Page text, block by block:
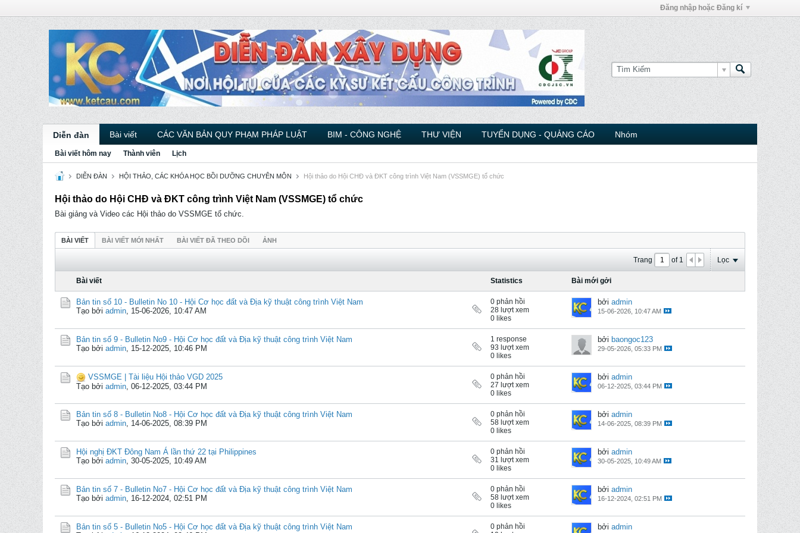
Đăng nhập hoặc Đăng kí
Diễn đàn Bài viết CÁC VĂN BẢN QUY PHẠM PHÁP LUẬT BIM - CÔNG NGHỆ THƯ VIỆN TUYỂN DỤNG - QUẢNG CÁO Nhóm
Bài viết hôm nay Thành viên Lịch
DIỄN ĐÀN HỘI THẢO, CÁC KHÓA HỌC BỒI DƯỠNG CHUYÊN MÔN Hội thảo do Hội CHĐ và ĐKT công trình Việt Nam (VSSMGE) tổ chức
Hội thảo do Hội CHĐ và ĐKT công trình Việt Nam (VSSMGE) tổ chức
Bài giảng và Video các Hội thảo do VSSMGE tổ chức.
BÀI VIẾT BÀI VIẾT MỚI NHẤT BÀI VIẾT ĐÃ THEO DÕI ẢNH
Trang of 1 Lọc
Bài viết Statistics Bài mới gởi
Bản tin số 10 - Bulletin No 10 - Hội Cơ học đất và Địa kỹ thuật công trình Việt Nam
Tạo bởi admin, 15-06-2026, 10:47 AM
0 phản hồi
28 lượt xem
0 likes
bởi admin
15-06-2026, 10:47 AM
Bản tin số 9 - Bulletin No9 - Hội Cơ học đất và Địa kỹ thuật công trình Việt Nam
Tạo bởi admin, 15-12-2025, 10:46 PM
1 response
93 lượt xem
0 likes
bởi baongoc123
29-05-2026, 05:33 PM
VSSMGE | Tài liệu Hội thảo VGD 2025
Tạo bởi admin, 06-12-2025, 03:44 PM
0 phản hồi
27 lượt xem
0 likes
bởi admin
06-12-2025, 03:44 PM
Bản tin số 8 - Bulletin No8 - Hội Cơ học đất và Địa kỹ thuật công trình Việt Nam
Tạo bởi admin, 14-06-2025, 08:39 PM
0 phản hồi
58 lượt xem
0 likes
bởi admin
14-06-2025, 08:39 PM
Hội nghị ĐKT Đông Nam Á lần thứ 22 tại Philippines
Tạo bởi admin, 30-05-2025, 10:49 AM
0 phản hồi
31 lượt xem
0 likes
bởi admin
30-05-2025, 10:49 AM
Bản tin số 7 - Bulletin No7 - Hội Cơ học đất và Địa kỹ thuật công trình Việt Nam
Tạo bởi admin, 16-12-2024, 02:51 PM
0 phản hồi
58 lượt xem
0 likes
bởi admin
16-12-2024, 02:51 PM
Bản tin số 5 - Bulletin No5 - Hội Cơ học đất và Địa kỹ thuật công trình Việt Nam
0 phản hồi
bởi admin